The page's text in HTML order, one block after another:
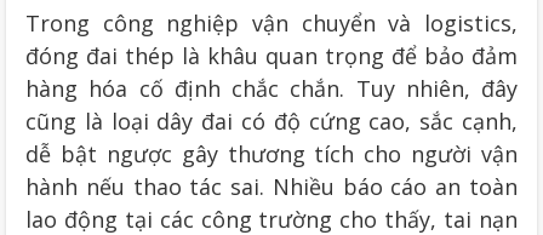
Trong công nghiệp vận chuyển và logistics,
đóng đai thép là khâu quan trọng để bảo đảm
hàng hóa cố định chắc chắn. Tuy nhiên, đây
cũng là loại dây đai có độ cứng cao, sắc cạnh,
dễ bật ngược gây thương tích cho người vận
hành nếu thao tác sai. Nhiều báo cáo an toàn
lao động tại các công trường cho thấy, tai nạn